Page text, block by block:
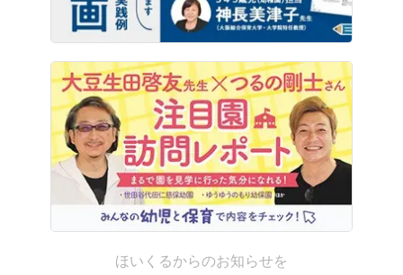
ほいくるからのお知らせを